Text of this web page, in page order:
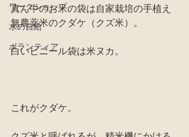
ワークショップ
水の自給
ボランティア
真ん中のお米の袋は自家栽培の手植え
無農薬米のクダケ（クズ米）。
白いビニール袋は米ヌカ。
これがクダケ。